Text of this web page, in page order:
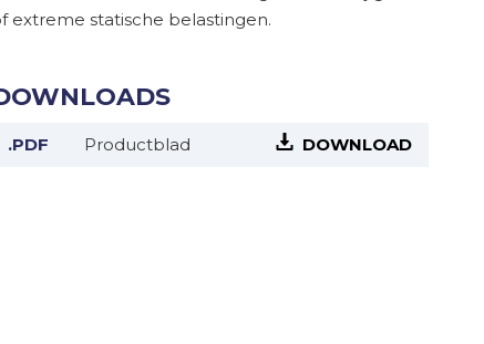
extreme statische belastingen.
.PDF Productblad DOWNLOAD